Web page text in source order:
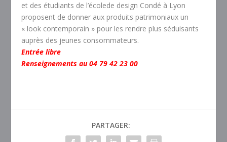
et des étudiants de l’écolede design Condé à Lyon
proposent de donner aux produits patrimoniaux un
« look contemporain » pour les rendre plus séduisants
auprès des jeunes consommateurs.
Entrée libre
Renseignements au 04 79 42 23 00
PARTAGER: